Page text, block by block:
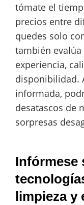
tómate el
precios entre
quedes solo
también
experiencia,
disponibilidad.
informada,
desatascos de
sorpresas
Infórmese
limpieza y